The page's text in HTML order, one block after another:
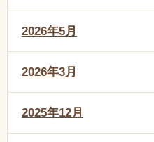
2026年5月
2026年3月
2025年12月